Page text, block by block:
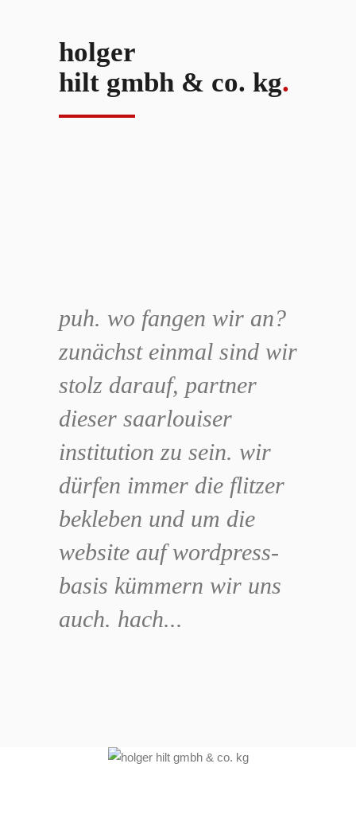
holger
hilt gmbh & co. kg.
puh. wo fangen wir an?
zunächst einmal sind wir
stolz darauf, partner
dieser saarlouiser
institution zu sein. wir
dürfen immer die flitzer
bekleben und um die
website auf wordpress-
basis kümmern wir uns
auch. hach...